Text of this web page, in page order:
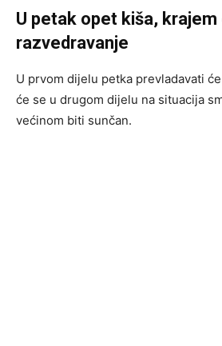
U petak opet kiša, krajem
razvedravanje
U prvom dijelu petka prevladavati
će se u drugom dijelu na situacija
većinom biti sunčan.